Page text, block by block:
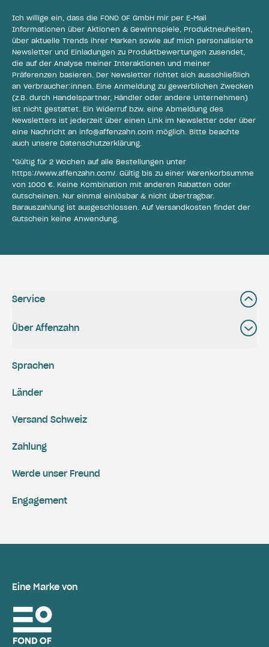
Ich willige ein, dass die FOND OF GmbH mir per E-Mail
Informationen über Aktionen & Gewinnspiele, Produktneuheiten,
über aktuelle Trends ihrer Marken sowie auf mich personalisierte
Newsletter und Einladungen zu Produktbewertungen zusendet,
die auf der Analyse meiner Interaktionen und meiner
Präferenzen basieren. Der Newsletter richtet sich ausschließlich
an Verbraucher:innen. Eine Anmeldung zu gewerblichen Zwecken
(z.B. durch Handelspartner, Händler oder andere Unternehmen)
ist nicht gestattet. Ein Widerruf bzw. eine Abmeldung des
Newsletters ist jederzeit über einen Link im Newsletter oder über
eine Nachricht an info@affenzahn.com möglich. Bitte beachte
auch unsere Datenschutzerklärung.
*Gültig für 2 Wochen auf alle Bestellungen unter
https://www.affenzahn.com/. Gültig bis zu einer Warenkorbsumme
von 1000 €. Keine Kombination mit anderen Rabatten oder
Gutscheinen. Nur einmal einlösbar & nicht übertragbar.
Barauszahlung ist ausgeschlossen. Auf Versandkosten findet der
Gutschein keine Anwendung.
Service
Über Affenzahn
Versand Schweiz
Zahlung
Engagement
Werde unser Freund
Sprachen
Länder
Eine Marke von